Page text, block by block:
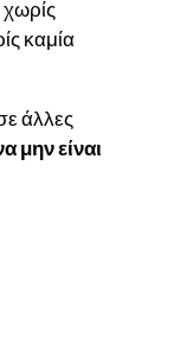
καμία
άλλες
μην είναι